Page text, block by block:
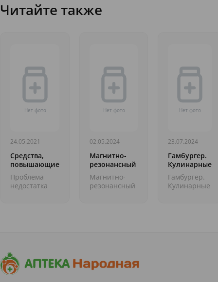
Читайте также
24.05.2021
Средства,
повышающие
аппетит
Проблема
недостатка
каждому своё!
Одно...
02.05.2024
Магнитно-
резонансный
томограф.
Выдающиеся
медицинские
Магнитно-
резонансный
рубрику об...
23.07.2024
Гамбургер.
Кулинарные
праздники
Гамбургер.
Кулинарные